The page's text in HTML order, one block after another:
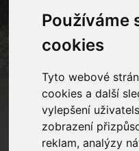
Používáme
cookies
Tyto webové
cookies a další
vylepšení
zobrazení
reklam, analýzy
2018